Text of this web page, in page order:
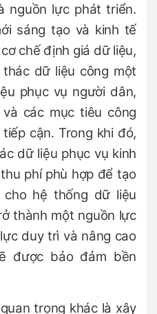
nguồn lực phát triển.
sáng tạo và kinh tế
chế định giá dữ liệu,
dữ liệu công một
phục vụ người dân,
các mục tiêu công
cận. Trong khi đó,
dữ liệu phục vụ kinh
phí phù hợp để tạo
hệ thống dữ liệu
thành một nguồn lực
duy trì và nâng cao
được bảo đảm bền
trọng khác là xây